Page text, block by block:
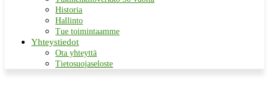
Historia
Hallinto
Tue toimintaamme
Yhteystiedot
Ota yhteyttä
Tietosuojaseloste